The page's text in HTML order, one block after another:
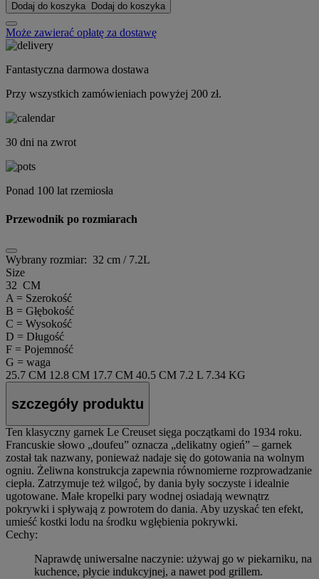
Dodaj do koszyka Dodaj do koszyka
Może zawierać opłatę za dostawę
Fantastyczna darmowa dostawa
Przy wszystkich zamówieniach powyżej 200 zł.
30 dni na zwrot
Ponad 100 lat rzemiosła
Przewodnik po rozmiarach
Wybrany rozmiar: 32 cm / 7.2L
Size
32 CM
A = Szerokość
B = Głębokość
C = Wysokość
D = Długość
F = Pojemność
G = waga
25.7 CM 12.8 CM 17.7 CM 40.5 CM 7.2 L 7.34 KG
szczegóły produktu
Ten klasyczny garnek Le Creuset sięga początkami do 1934 roku.
Francuskie słowo „doufeu” oznacza „delikatny ogień” – garnek
został tak nazwany, ponieważ nadaje się do gotowania na wolnym
ogniu. Żeliwna konstrukcja zapewnia równomierne rozprowadzanie
ciepła. Zatrzymuje też wilgoć, by dania były soczyste i idealnie
ugotowane. Małe kropelki pary wodnej osiadają wewnątrz
pokrywki i spływają z powrotem do dania. Aby uzyskać ten efekt,
umieść kostki lodu na środku wgłębienia pokrywki.
Cechy:
Naprawdę uniwersalne naczynie: używaj go w piekarniku, na
kuchence, płycie indukcyjnej, a nawet pod grillem.